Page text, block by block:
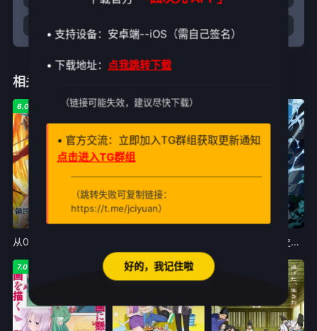
相关推荐
6.0 7.0
关于我转生变成史莱姆这档事第四季
7.0 6.0
• 支持设备：安卓端--iOS（需自己签名）
• 下载地址： 点我跳转下载
（链接可能失效，建议尽快下载）
• 官方交流：立即加入TG群组获取更新通知
点击进入TG群组
（跳转失败可复制链接：
https://t.me/jciyuan）
好的，我记住啦